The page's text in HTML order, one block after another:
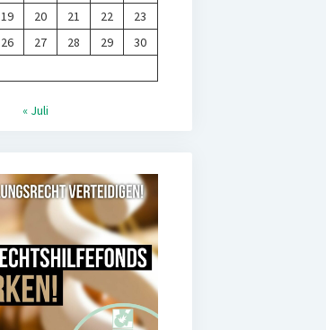
19 20 21 22
23
26 27 28 29
30
« Juli